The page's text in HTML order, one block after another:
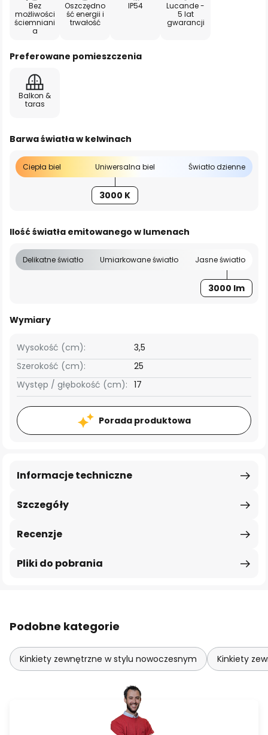
Bez
możliwości
ściemniani
a
Oszczędno
ść energii i
trwałość
IP54
Lucande -
5 lat
gwarancji
Preferowane pomieszczenia
Balkon &
taras
Barwa światła w kelwinach
Ciepła biel Uniwersalna biel Światło dzienne
3000 K
Ilość światła emitowanego w lumenach
Delikatne światło Umiarkowane światło Jasne światło
3000 lm
Wymiary
Szerokość (cm): 25
Wysokość (cm): 3,5
Występ / głębokość (cm): 17
Porada produktowa
Szczegóły
Informacje techniczne
Recenzje
Pliki do pobrania
Podobne kategorie
Kinkiety zewnętrzne w stylu nowoczesnym Kinkiety